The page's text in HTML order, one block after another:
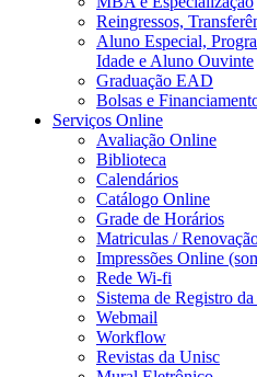
Reingressos,
Aluno Especial,
Idade e Aluno Ouvinte
Graduação EAD
Bolsas e
Serviços Online
Avaliação Online
Biblioteca
Calendários
Catálogo Online
Grade de Horários
Matriculas /
Impressões Online
Rede Wi-fi
Sistema de Registro
Webmail
Workflow
Revistas da Unisc